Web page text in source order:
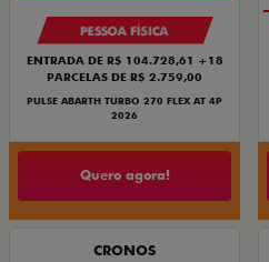
PESSOA FÍSICA
ENTRADA DE R$ 104.728,61 +18
PARCELAS DE R$ 2.759,00
PULSE ABARTH TURBO 270 FLEX AT 4P
2026
Quero agora!
CRONOS